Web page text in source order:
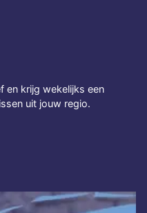
en krijg wekelijks een
uit jouw regio.